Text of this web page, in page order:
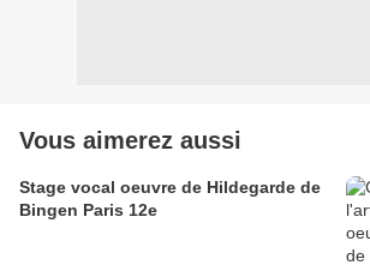
Vous aimerez aussi
Stage vocal oeuvre de Hildegarde de
Bingen Paris 12e